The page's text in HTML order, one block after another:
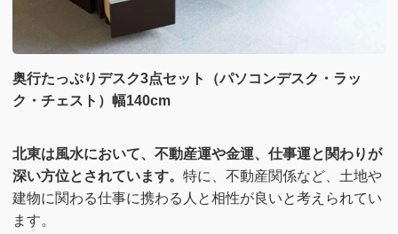
奥行たっぷりデスク3点セット（パソコンデスク・ラッ
ク・チェスト）幅140cm
北東は風水において、不動産運や金運、仕事運と関わりが
深い方位とされています。 特に、不動産関係など、土地や
建物に関わる仕事に携わる人と相性が良いと考えられてい
ます。